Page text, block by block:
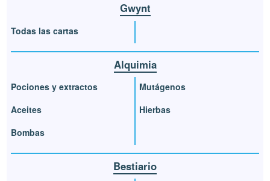
Gwynt
Todas las cartas
Alquimia
Pociones y extractos
Aceites
Bombas
Mutágenos
Hierbas
Bestiario